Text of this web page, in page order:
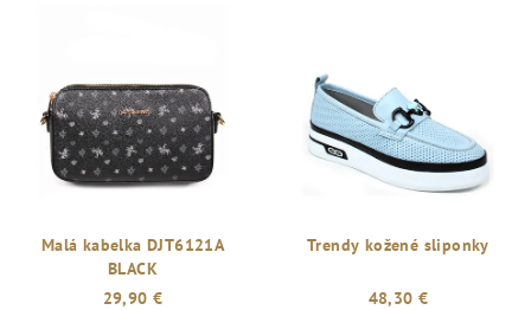
Malá kabelka DJT6121A
BLACK
29,90 €
Trendy kožené sliponky
48,30 €